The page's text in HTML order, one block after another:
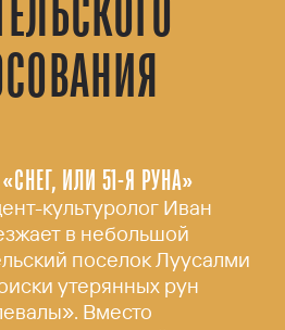
ИЛИ 51-Я РУНА»
культуролог Иван
в небольшой
поселок Луусалми
утерянных рун
Вместо